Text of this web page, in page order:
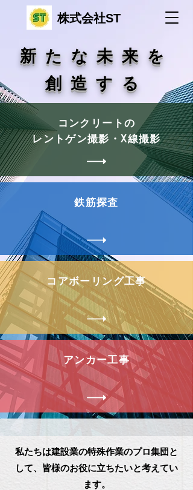
​株式会社ST
​新たな未来を
創造する
​コンクリートの
レントゲン撮影・X線撮影
​鉄筋探査
​コアボーリング工事
​アンカー工事
私たちは建設業の特殊作業のプロ集団と
して、皆様のお役に立ちたいと考えてい
ます。